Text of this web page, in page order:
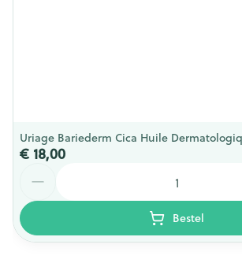
Uriage Bariederm Cica Huile
€ 18,00
Bestel